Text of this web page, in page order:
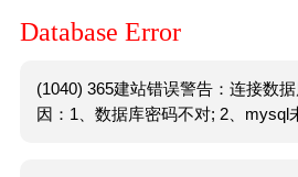
Database Error
(1040) 365建站错误警告：连接数
因：1、数据库密码不对; 2、mysql